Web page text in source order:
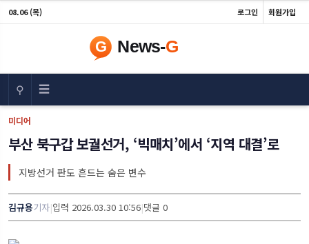
08.06 (목) 로그인 회원가입
⚲ ☰
미디어
부산 북구갑 보궐선거, ‘빅매치’에서 ‘지역 대결’로
지방선거 판도 흔드는 숨은 변수
김규용기자|입력 2026.03.30 10:56|댓글 0